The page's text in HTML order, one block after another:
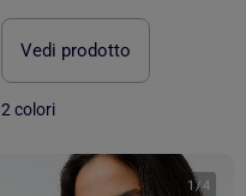
Vedi prodotto
2 colori
1 /4